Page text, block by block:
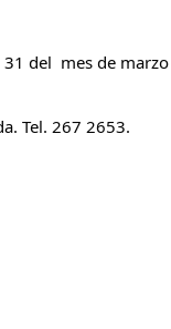
del  mes de
Tel. 267 2653.